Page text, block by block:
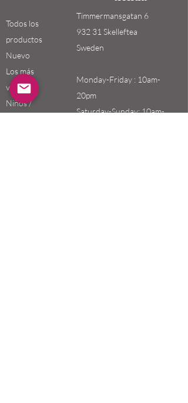
Todos los
productos
Nuevo
Los más
vendidos
Niños /
Timmermansgatan 6
932 31 Skelleftea
Sweden
Monday-Friday : 10am-
20pm
Saturday-Sunday: 10am-